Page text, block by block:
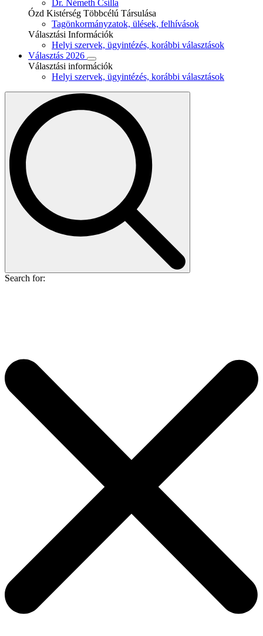
Dr. Németh Csilla
Ózd Kistérség Többcélú Társulása
Tagönkormányzatok, ülések, felhívások
Választási Információk
Helyi szervek, ügyintézés, korábbi választások
Választás 2026
Választási információk
Helyi szervek, ügyintézés, korábbi választások
Search for: